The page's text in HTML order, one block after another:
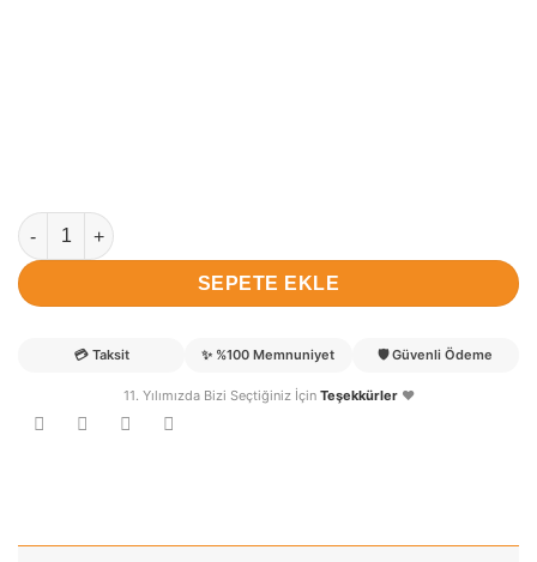
Derin isimli Bebek Kapı Süsü adet
SEPETE EKLE
💳 Taksit ✨ %100 Memnuniyet 🛡️ Güvenli Ödeme
11. Yılımızda Bizi Seçtiğiniz İçin Teşekkürler❤️